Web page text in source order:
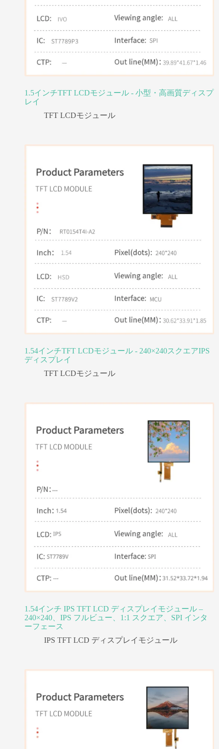
1.5インチTFT LCDモジュール - 小型・高画質ディスプ
レイ
TFT LCDモジュール
1.54インチTFT LCDモジュール - 240×240スクエアIPS
ディスプレイ
TFT LCDモジュール
1.54インチ IPS TFT LCD ディスプレイモジュール –
240×240、IPS フルビュー、1:1 スクエア、SPI インタ
ーフェース
IPS TFT LCD ディスプレイモジュール